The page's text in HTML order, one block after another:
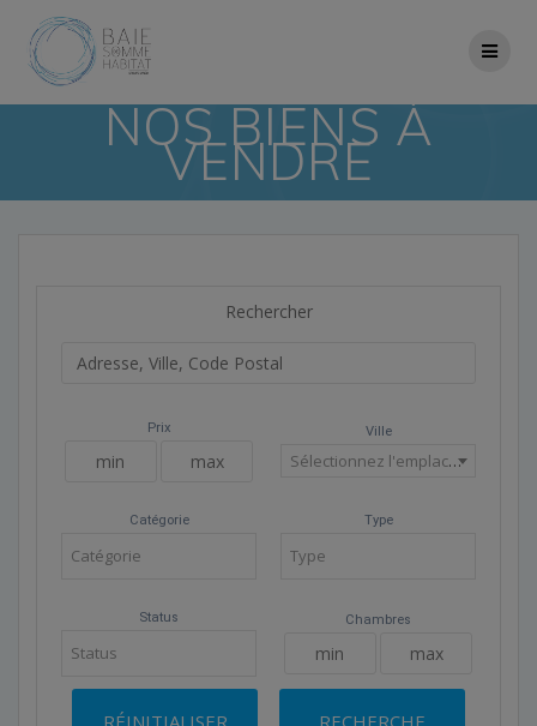
NOS BIENS À
VENDRE
Rechercher
Prix Ville
Sélectionnez l'emplacement
Catégorie Type
Status Chambres